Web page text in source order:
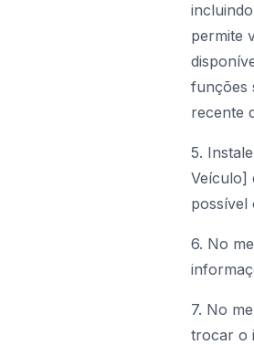
permite
funções
recente
5.
Veículo]
possível
6. No
7. No
trocar o